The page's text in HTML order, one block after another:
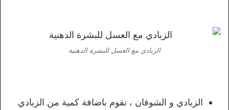
الزبادي مع العسل للبشرة الدهنية
الزبادي و الشوفان ، نقوم باضافة كمية من الزبادي